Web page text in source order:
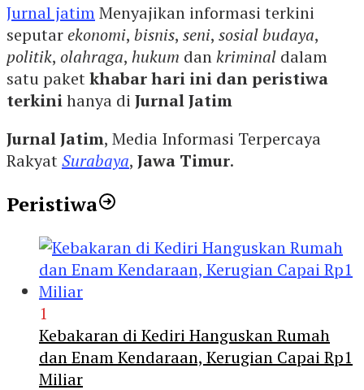
Jurnal jatimMenyajikan informasi terkini
seputarekonomi, bisnis, seni, sosial budaya,
politik, olahraga, hukum dankriminal dalam
satu paketkhabar hari ini dan peristiwa
terkinihanya di Jurnal Jatim
Jurnal Jatim, Media Informasi Terpercaya
RakyatSurabaya, Jawa Timur.
Peristiwa
1
Kebakaran di Kediri Hanguskan Rumah
dan Enam Kendaraan, Kerugian Capai Rp1
Miliar